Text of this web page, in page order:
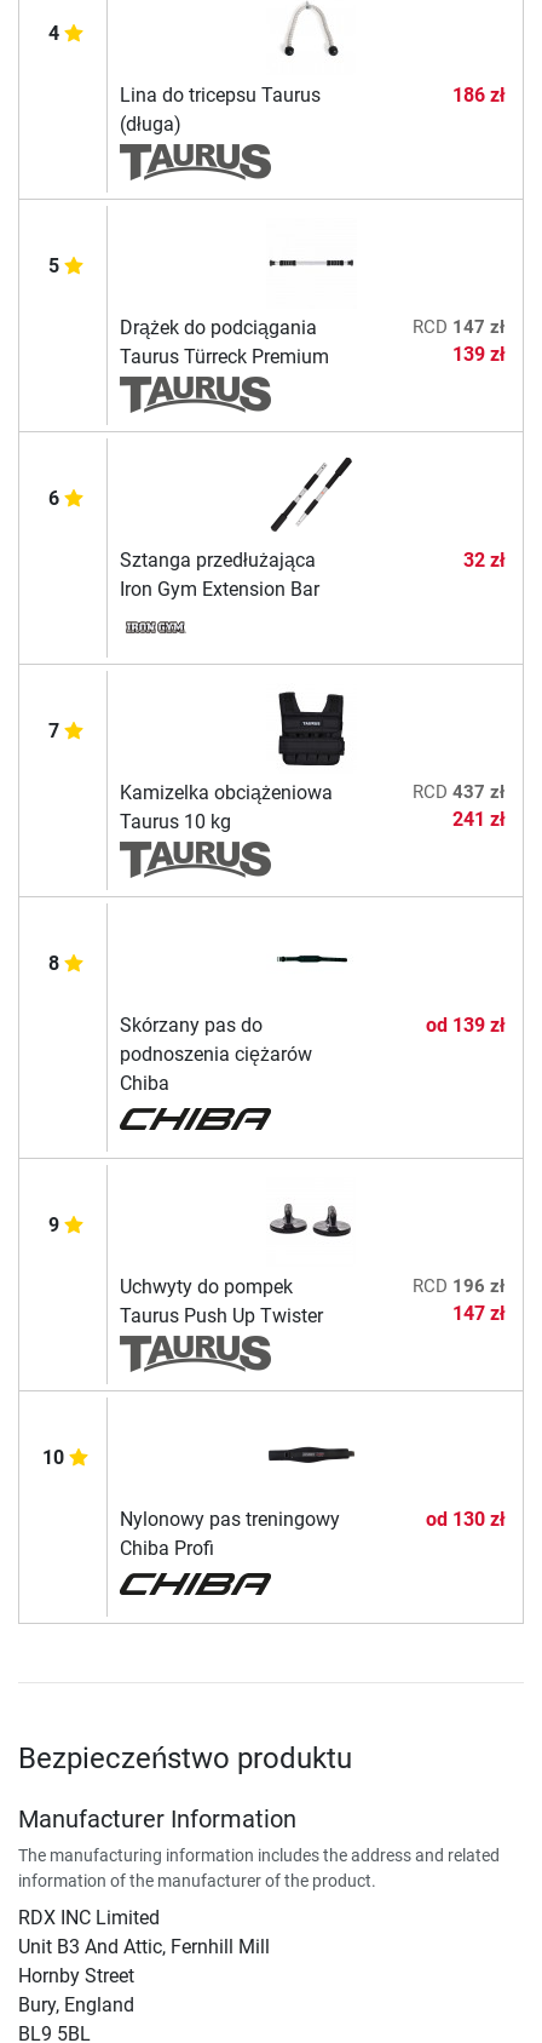
4
Lina do tricepsu Taurus
(długa)
186 zł
5
Drążek do podciągania
Taurus Türreck Premium
RCD 147 zł
139 zł
6
Sztanga przedłużająca
Iron Gym Extension Bar
32 zł
7
Kamizelka obciążeniowa
Taurus 10 kg
RCD 437 zł
241 zł
8
Skórzany pas do
podnoszenia ciężarów
Chiba
od 139 zł
9
Uchwyty do pompek
Taurus Push Up Twister
RCD 196 zł
147 zł
10
Nylonowy pas treningowy
Chiba Profi
od 130 zł
Bezpieczeństwo produktu
Manufacturer Information
The manufacturing information includes the address and related
information of the manufacturer of the product.
RDX INC Limited
Unit B3 And Attic, Fernhill Mill
Hornby Street
Bury, England
BL9 5BL